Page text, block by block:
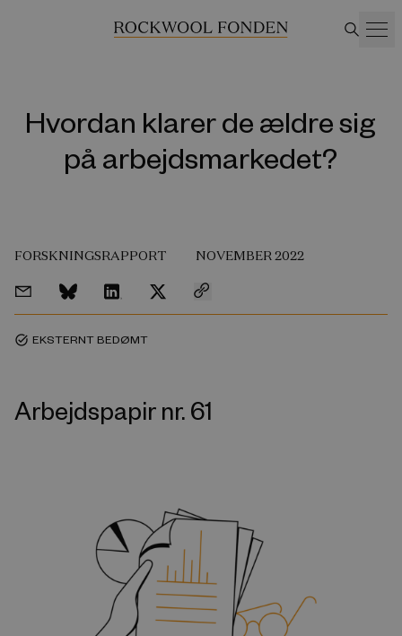
Hvordan klarer de ældre sig
på arbejdsmarkedet?
FORSKNINGSRAPPORT NOVEMBER 2022
task_alt EKSTERNT BEDØMT
Arbejdspapir nr. 61